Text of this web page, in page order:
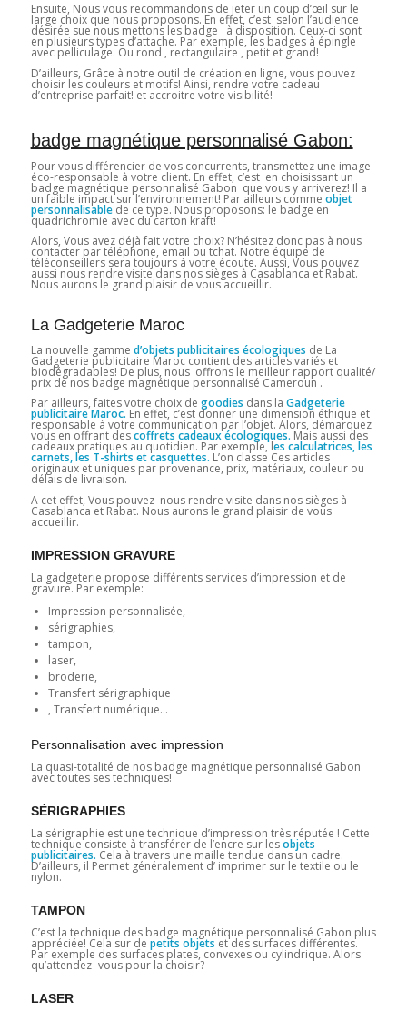
Ensuite, Nous vous recommandons de jeter un coup d’œil sur le
large choix que nous proposons. En effet, c’est selon l’audience
désirée sue nous mettons les badge à disposition. Ceux-ci sont
en plusieurs types d’attache. Par exemple, les badges à épingle
avec pelliculage. Ou rond , rectangulaire , petit et grand!
D’ailleurs, Grâce à notre outil de création en ligne, vous pouvez
choisir les couleurs et motifs! Ainsi, rendre votre cadeau
d’entreprise parfait! et accroitre votre visibilité!
badge magnétique personnalisé Gabon:
Pour vous différencier de vos concurrents, transmettez une image
éco-responsable à votre client. En effet, c’est en choisissant un
badge magnétique personnalisé Gabon que vous y arriverez! Il a
un faible impact sur l’environnement! Par ailleurs comme objet
personnalisablede ce type. Nous proposons: le badge en
quadrichromie avec du carton kraft!
Alors, Vous avez déjà fait votre choix? N’hésitez donc pas à nous
contacter par téléphone, email ou tchat. Notre équipe de
téléconseillers sera toujours à votre écoute. Aussi, Vous pouvez
aussi nous rendre visite dans nos sièges à Casablanca et Rabat.
Nous aurons le grand plaisir de vous accueillir.
La Gadgeterie Maroc
La nouvelle gamme d’objets publicitaires écologiques de La
Gadgeterie publicitaire Maroc contient des articles variés et
biodégradables! De plus, nous offrons le meilleur rapport qualité/
prix de nos badge magnétique personnalisé Cameroun .
Par ailleurs, faites votre choix de goodies dans la Gadgeterie
publicitaire Maroc. En effet, c’est donner une dimension éthique et
responsable à votre communication par l’objet. Alors, démarquez
vous en offrant descoffrets cadeaux écologiques. Mais aussi des
cadeaux pratiques au quotidien. Par exemple, les calculatrices, les
carnets, les T-shirts et casquettes. L’on classe Ces articles
originaux et uniques par provenance, prix, matériaux, couleur ou
délais de livraison.
A cet effet, Vous pouvez nous rendre visite dans nos sièges à
Casablanca et Rabat. Nous aurons le grand plaisir de vous
accueillir.
IMPRESSION GRAVURE
La gadgeterie propose différents services d’impression et de
gravure. Par exemple:
Impression personnalisée,
sérigraphies,
tampon,
laser,
broderie,
Transfert sérigraphique
, Transfert numérique…
Personnalisation avec impression
La quasi-totalité de nos badge magnétique personnalisé Gabon
avec toutes ses techniques!
SÉRIGRAPHIES
La sérigraphie est une technique d’impression très réputée ! Cette
technique consiste à transférer de l’encre sur lesobjets
publicitaires. Cela à travers une maille tendue dans un cadre.
D’ailleurs, il Permet généralement d’ imprimer sur le textile ou le
nylon.
TAMPON
C’est la technique des badge magnétique personnalisé Gabon plus
appréciée! Cela sur de petits objets et des surfaces différentes.
Par exemple des surfaces plates, convexes ou cylindrique. Alors
qu’attendez -vous pour la choisir?
LASER